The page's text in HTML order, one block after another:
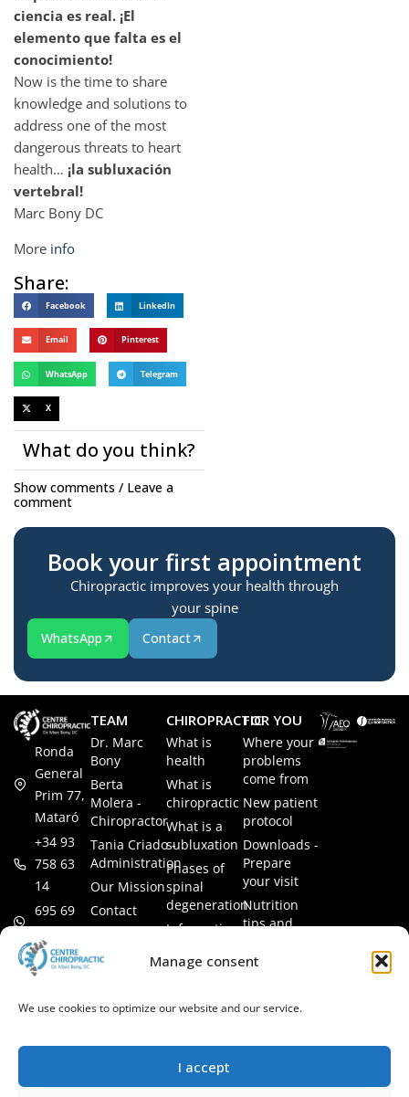
Manage consent
We use cookies to optimize our website and our service.
I accept
ciencia es real. ¡El
elemento que falta es el
conocimiento!
Now is the time to share
knowledge and solutions to
address one of the most
dangerous threats to heart
health… ¡la subluxación
vertebral!
Marc Bony DC
More info
Share:
Facebook LinkedIn
Email Pinterest
WhatsApp Telegram
X
What do you think?
Show comments / Leave a
comment
Book your first appointment
Chiropractic improves your health through
your spine
WhatsApp Contact
Ronda
General
Prim 77,
Mataró
+34 93
758 63
14
695 69
info@subluxacion.com
TEAM
Dr. Marc
Bony
Berta
Molera -
Chiropractor
Tania Criado -
Administration
Our Mission
Contact
Legal Notice
CHIROPRACTIC
What is
health
What is
chiropractic
What is a
subluxation
Phases of
spinal
degeneration
Information
Chiropractic
Chiropractic
for
companies
FOR YOU
Where your
problems
come from
New patient
protocol
Downloads -
Prepare
your visit
Nutrition
tips and
Frequently
Questions